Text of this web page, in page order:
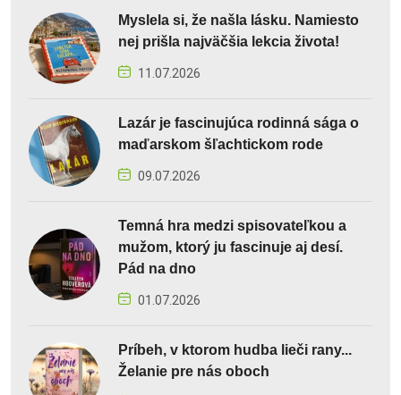
Myslela si, že našla lásku. Namiesto
nej prišla najväčšia lekcia života!
11.07.2026
Lazár je fascinujúca rodinná sága o
maďarskom šľachtickom rode
09.07.2026
Temná hra medzi spisovateľkou a
mužom, ktorý ju fascinuje aj desí.
Pád na dno
01.07.2026
Príbeh, v ktorom hudba lieči rany...
Želanie pre nás oboch